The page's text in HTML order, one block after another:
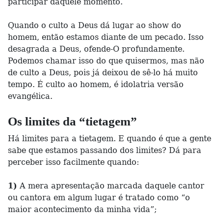
Quando o culto a Deus dá lugar ao show do
homem, então estamos diante de um pecado. Isso
desagrada a Deus, ofende-O profundamente.
Podemos chamar isso do que quisermos, mas não
de culto a Deus, pois já deixou de sê-lo há muito
tempo. É culto ao homem, é idolatria versão
evangélica.
Os limites da “tietagem”
Há limites para a tietagem. E quando é que a gente
sabe que estamos passando dos limites? Dá para
perceber isso facilmente quando:
1) A mera apresentação marcada daquele cantor
ou cantora em algum lugar é tratado como “o
maior acontecimento da minha vida”;